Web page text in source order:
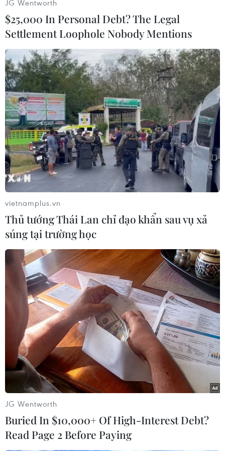
kịch nên người thân đã đưa Chương về quê và
Chương đã trút hơi thở cuối cùng tại nhà./.
(TTXVN/Vietnam+)
#Đồ gia dụng #Ngáo đá
#Trần Trung Việt
#Giết người
#Bệnh viện đa khoa
#tin tức thời sự
#tin tức hot #xã hội
#VietnamPlus
Quảng Ngãi
Theo dõi VietnamPlus
TIN LIÊN QUAN
JG Wentworth
$25,000 In Personal Debt? The Legal
Settlement Loophole Nobody Mentions
vietnamplus.vn
Thủ tướng Thái Lan chỉ đạo khẩn sau vụ xả
súng tại trường học
JG Wentworth
Buried In $10,000+ Of High-Interest Debt?
Read Page 2 Before Paying